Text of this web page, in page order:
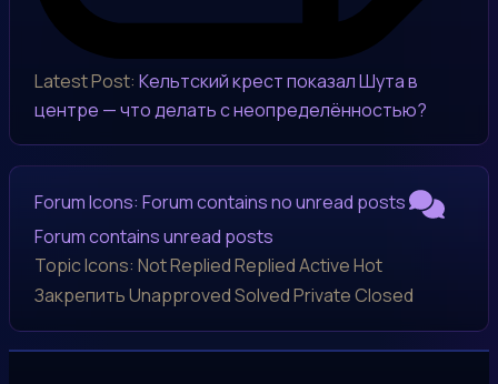
Latest Post: Кельтский крест показал Шута в
центре — что делать с неопределённостью?
Forum Icons: Forum contains no unread posts
Forum contains unread posts
Topic Icons: Not RepliedRepliedActiveHot
ЗакрепитьUnapprovedSolvedPrivateClosed